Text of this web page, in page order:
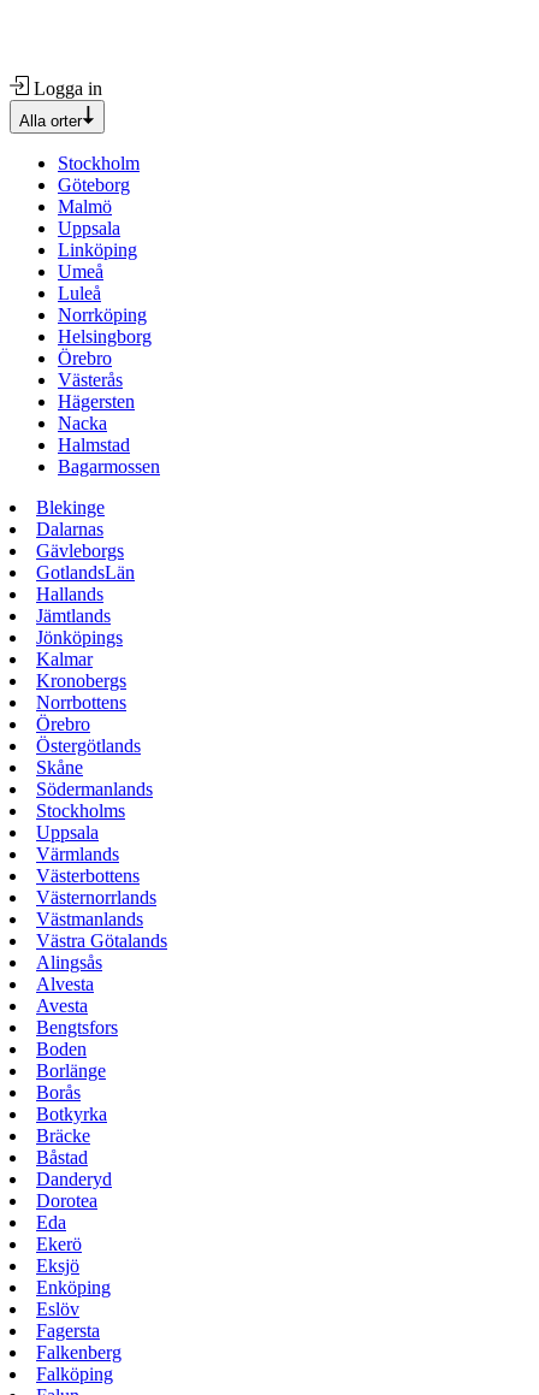
Logga in
Alla orter
Stockholm
Göteborg
Malmö
Uppsala
Linköping
Umeå
Luleå
Norrköping
Helsingborg
Örebro
Västerås
Hägersten
Nacka
Halmstad
Bagarmossen
Blekinge
Dalarnas
Gävleborgs
GotlandsLän
Hallands
Jämtlands
Jönköpings
Kalmar
Kronobergs
Norrbottens
Örebro
Östergötlands
Skåne
Södermanlands
Stockholms
Uppsala
Värmlands
Västerbottens
Västernorrlands
Västmanlands
Västra Götalands
Alingsås
Alvesta
Avesta
Bengtsfors
Boden
Borlänge
Borås
Botkyrka
Bräcke
Båstad
Danderyd
Dorotea
Eda
Ekerö
Eksjö
Enköping
Eslöv
Fagersta
Falkenberg
Falköping